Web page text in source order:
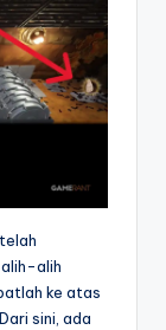
alih
ke atas
sini, ada